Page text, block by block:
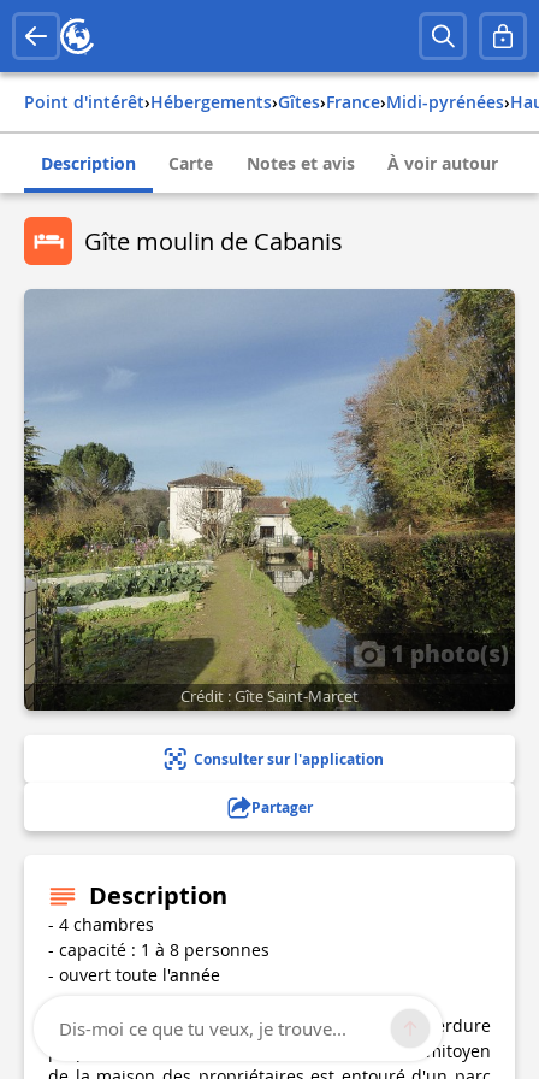
Point d'intérêt› Hébergements› Gîtes› france› midi-pyrénées›
Description Carte Notes et avis À voir autour
Gîte moulin de Cabanis
1 photo(s)
Crédit : Gîte Saint-Marcet
Consulter sur l'application
Partager
Description
- 4 chambres
- capacité : 1 à 8 personnes
- ouvert toute l'année
Ce gîte vous accueillera dans un cadre de verdure
propice à la détente, cet ancien moulin à eau mitoyen
Dis-moi ce que tu veux, je trouve...